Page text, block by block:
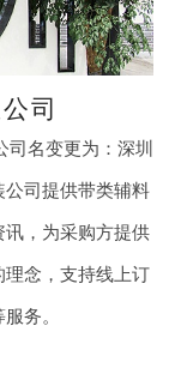
司
司名变更为：深圳
司提供带类辅料
，为采购方提供
念，支持线上订
务。